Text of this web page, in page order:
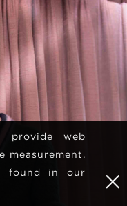
provide web
measurement.
found in our